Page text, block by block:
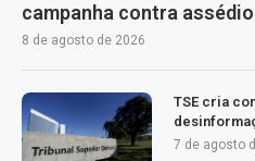
campanha contra assédio
8 de agosto de 2026
TSE cria
7 de agosto